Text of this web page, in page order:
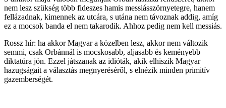
nem lesz szükség több fideszes hamis messiásszörnyetegre, hanem
fellázadnak, kimennek az utcára, s utána nem távoznak addig, amíg
ez a mocsok banda el nem takarodik. Ahhoz pedig nem kell messiás.
Rossz hír: ha akkor Magyar a közelben lesz, akkor nem változik
semmi, csak Orbánnál is mocskosabb, aljasabb és keményebb
diktatúra jön. Ezzel játszanak az idióták, akik elhiszik Magyar
hazugságait a választás megnyeréséről, s elnézik minden primitív
gazemberségét.